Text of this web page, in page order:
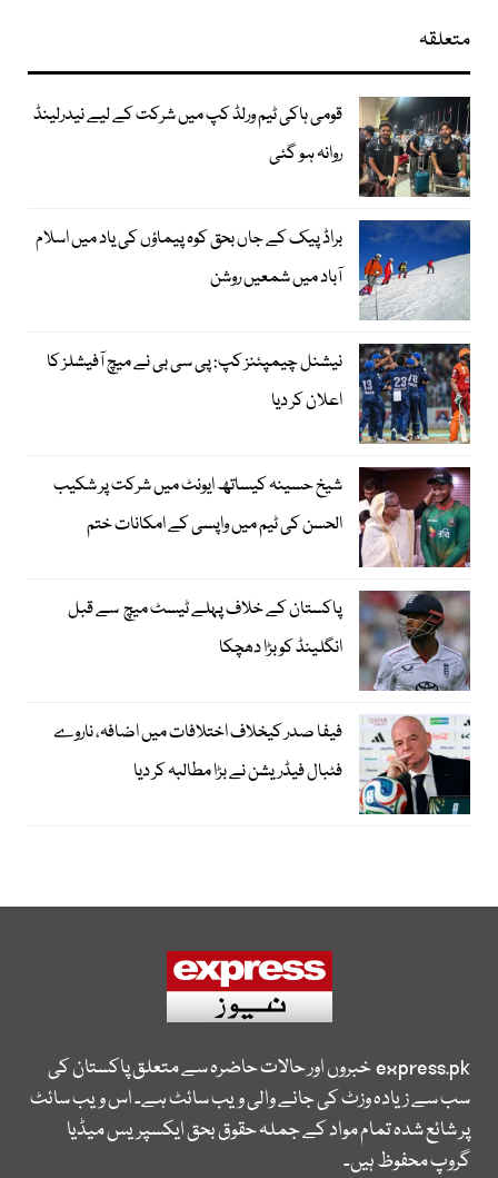
متعلقہ
قومی ہاکی ٹیم ورلڈ کپ میں شرکت کے لیے نیدرلینڈ
روانہ ہو گئی
براڈ پیک کے جاں بحق کوہ پیماؤں کی یاد میں اسلام
آباد میں شمعیں روشن
نیشنل چیمپئنز کپ: پی سی بی نے میچ آفیشلز کا
اعلان کر دیا
شیخ حسینہ کیساتھ ایونٹ میں شرکت پر شکیب
الحسن کی ٹیم میں واپسی کے امکانات ختم
پاکستان کے خلاف پہلے ٹیسٹ میچ سے قبل
انگلینڈ کو بڑا دھچکا
فیفا صدر کیخلاف اختلافات میں اضافہ، ناروے
فٹبال فیڈریشن نے بڑا مطالبہ کر دیا
express.pkخبروں اور حالات حاضرہ سے متعلق پاکستان کی
سب سے زیادہ وزٹ کی جانے والی ویب سائٹ ہے۔ اس ویب سائٹ
پر شائع شدہ تمام مواد کے جملہ حقوق بحق ایکسپریس میڈیا
گروپ محفوظ ہیں۔